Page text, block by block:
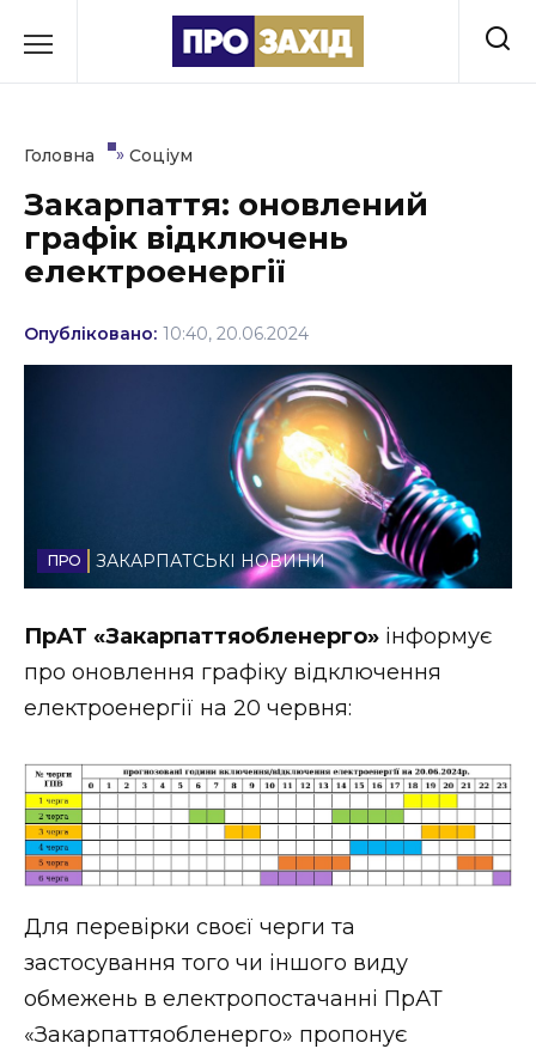
до
Культура
Освіта
Події
Стиль життя
Втрачений Ужгород (відеоверсія)
ЗАКАРПАТСЬКІ НОВИНИ
НОВИНИ ЗАХІДНОЇ УКРАЇНИ
Головна » Соціум
Закарпаття: оновлений
графік відключень
електроенергії
Опубліковано: 10:40, 20.06.2024
ЗАКАРПАТСЬКІ НОВИНИ
ПрАТ «Закарпаттяобленерго» інформує
про оновлення графіку відключення
електроенергії на 20 червня:
Для перевірки своєї черги та
застосування того чи іншого виду
обмежень в електропостачанні ПрАТ
«Закарпаттяобленерго» пропонує